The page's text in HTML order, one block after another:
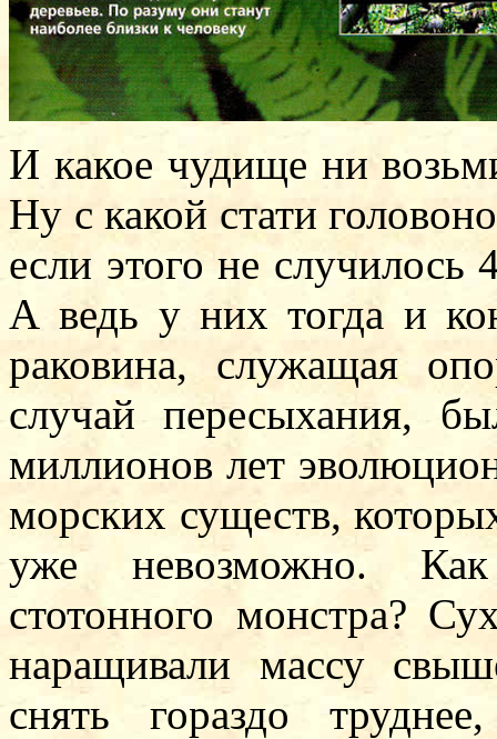
И какое чудище ни
Ну с какой стати
если этого не
А ведь у них тогда и
раковина, служащая
случай пересыхания,
миллионов лет
морских существ,
уже невозможно. Как
стотонного монстра?
наращивали массу
снять гораздо